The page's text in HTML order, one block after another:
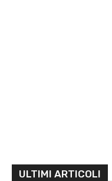
ULTIMI ARTICOLI